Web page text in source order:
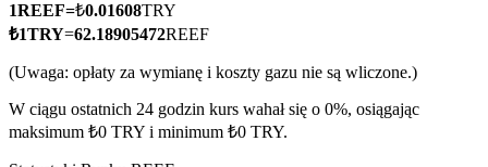
1REEF=₺0.01608TRY
₺1TRY=62.18905472REEF
(Uwaga: opłaty za wymianę i koszty gazu nie są wliczone.)
W ciągu ostatnich 24 godzin kurs wahał się o 0%, osiągając
maksimum ₺0 TRY i minimum ₺0 TRY.